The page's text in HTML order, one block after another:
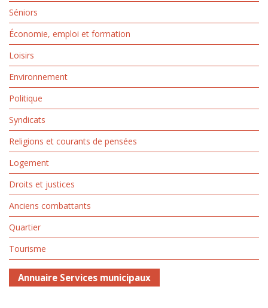
Séniors
Économie, emploi et formation
Loisirs
Environnement
Politique
Syndicats
Religions et courants de pensées
Logement
Droits et justices
Anciens combattants
Quartier
Tourisme
Annuaire Services municipaux